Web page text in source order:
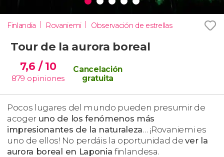
Finlandia Rovaniemi Observación de estrellas
Tour de la aurora boreal
7,6 / 10
879 opiniones
Cancelación
gratuita
Pocos lugares del mundo pueden presumir de
acoger uno de los fenómenos más
impresionantes de la naturaleza… ¡Rovaniemi es
uno de ellos! No perdáis la oportunidad dever la
aurora boreal en Laponia finlandesa.